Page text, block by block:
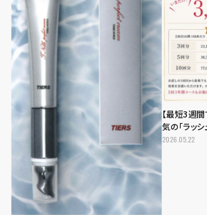
【最短3週
気の「ラッシ
2026.05.22